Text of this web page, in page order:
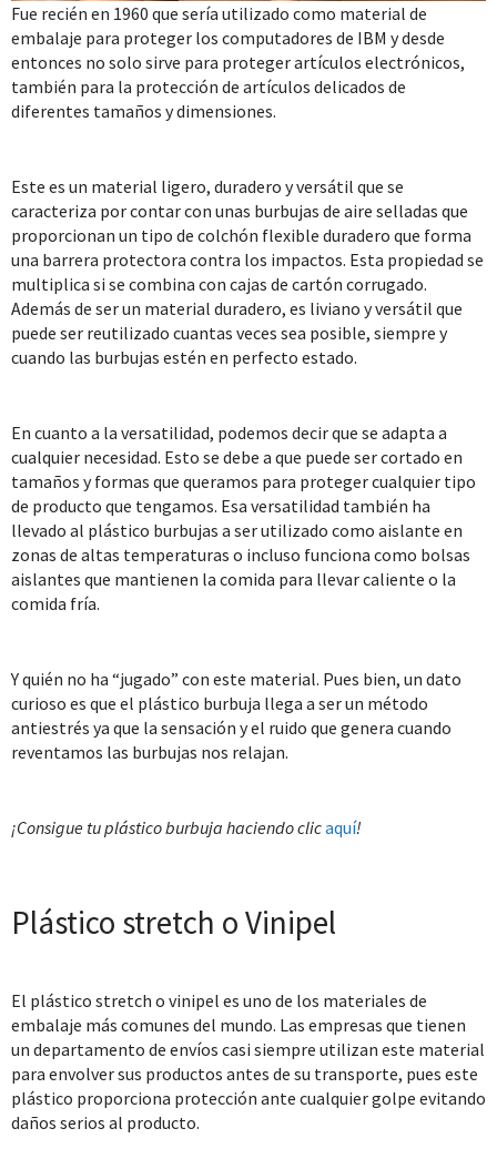
Fue recién en 1960 que sería utilizado como material de
embalaje para proteger los computadores de IBM y desde
entonces no solo sirve para proteger artículos electrónicos,
también para la protección de artículos delicados de
diferentes tamaños y dimensiones.
Este es un material ligero, duradero y versátil que se
caracteriza por contar con unas burbujas de aire selladas que
proporcionan un tipo de colchón flexible duradero que forma
una barrera protectora contra los impactos. Esta propiedad se
multiplica si se combina con cajas de cartón corrugado.
Además de ser un material duradero, es liviano y versátil que
puede ser reutilizado cuantas veces sea posible, siempre y
cuando las burbujas estén en perfecto estado.
En cuanto a la versatilidad, podemos decir que se adapta a
cualquier necesidad. Esto se debe a que puede ser cortado en
tamaños y formas que queramos para proteger cualquier tipo
de producto que tengamos. Esa versatilidad también ha
llevado al plástico burbujas a ser utilizado como aislante en
zonas de altas temperaturas o incluso funciona como bolsas
aislantes que mantienen la comida para llevar caliente o la
comida fría.
Y quién no ha “jugado” con este material. Pues bien, un dato
curioso es que el plástico burbuja llega a ser un método
antiestrés ya que la sensación y el ruido que genera cuando
reventamos las burbujas nos relajan.
¡Consigue tu plástico burbuja haciendo clicaquí!
Plástico stretch o Vinipel
El plástico stretch o vinipel es uno de los materiales de
embalaje más comunes del mundo. Las empresas que tienen
un departamento de envíos casi siempre utilizan este material
para envolver sus productos antes de su transporte, pues este
plástico proporciona protección ante cualquier golpe evitando
daños serios al producto.